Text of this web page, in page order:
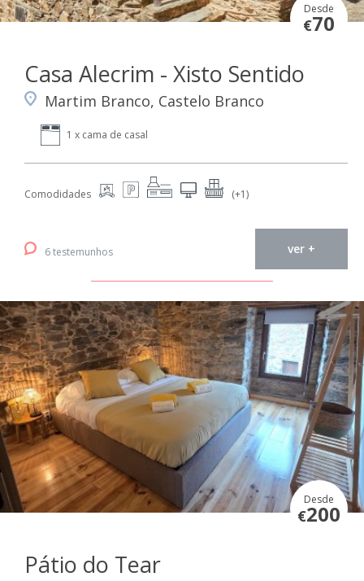
Desde
€70
Casa Alecrim - Xisto Sentido
Martim Branco, Castelo Branco
1 x cama de casal
Comodidades (+1)
6 testemunhos ver +
Desde
€200
Pátio do Tear